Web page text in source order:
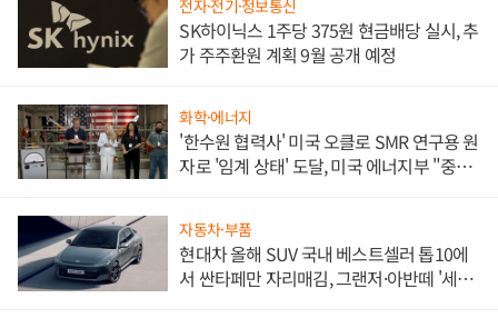
전자·전기·정보통신
SK하이닉스 1주당 375원 현금배당 실시, 추
가 주주환원 계획 9월 공개 예정
화학·에너지
'한수원 협력사' 미국 오클로 SMR 연구용 원
자로 '임계 상태' 도달, 미국 에너지부 "중요
자동차·부품
현대차 올해 SUV 국내 베스트셀러 톱10에
서 싼타페만 자리매김, 그랜저·아반떼 '세단